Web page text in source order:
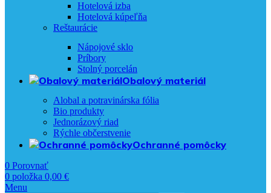
Hotelová izba
Hotelová kúpeľňa
Reštaurácie
Nápojové sklo
Príbory
Stolný porcelán
Obalový materiál
Alobal a potravinárska fólia
Bio produkty
Jednorázový riad
Rýchle občerstvenie
Ochranné pomôcky
0 Porovnať
0 položka 0,00 €
Menu